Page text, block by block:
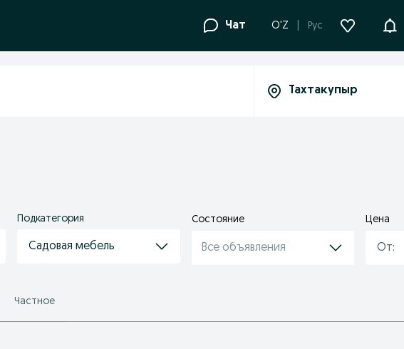
Чат O'Z Рус
Подкатегория
Садовая мебель
Состояние
Все объявления
Цена
Частное